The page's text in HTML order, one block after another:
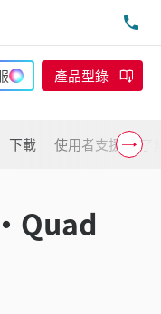
產品型錄
下載 使用者支援 了
Quad